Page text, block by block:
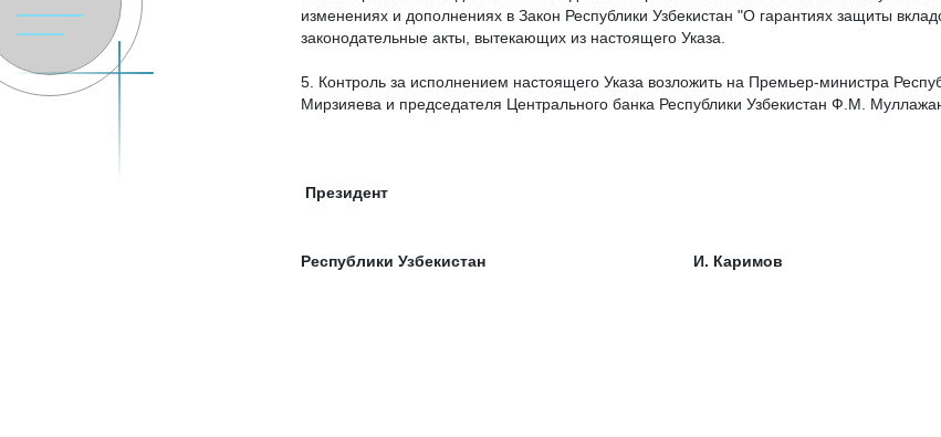
изменениях и дополнениях в Закон Республики Узбекистан "О гарантиях защиты
законодательные акты, вытекающих из настоящего Указа.
5. Контроль за исполнением настоящего Указа возложить на Премьер-министра
Мирзияева и председателя Центрального банка Республики Узбекистан Ф.М.
Президент
Республики Узбекистан И. Каримов